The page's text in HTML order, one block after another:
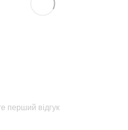
перший відгук